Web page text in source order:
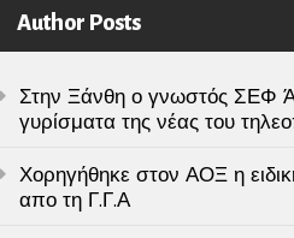
Author Posts
Στην Ξάνθη ο γνωστός ΣΕΦ
γυρίσματα της νέας του
Χορηγήθηκε στον ΑΟΞ η
απο τη Γ.Γ.Α